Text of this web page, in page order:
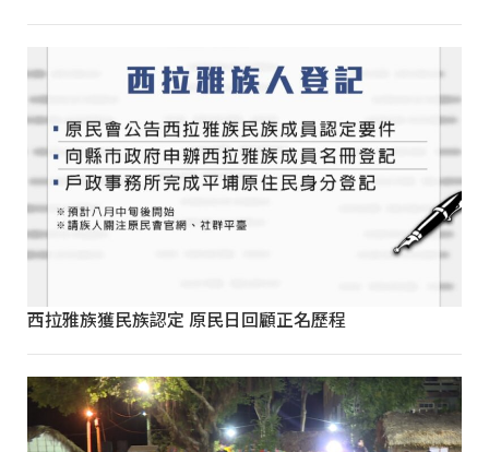
西拉雅族獲民族認定 原民日回顧正名歷程